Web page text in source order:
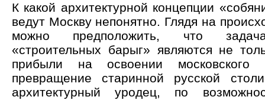
К какой архитектурной концепции
ведут Москву непонятно. Глядя на
можно предположить, что
«строительных барыг» являются не
прибыли на освоении
превращение старинной русской
архитектурный уродец, по